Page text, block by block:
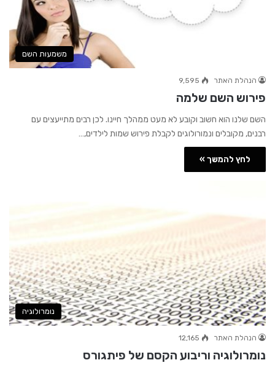
משמעות השם
הנהלת האתר 9,595
פירוש השם שלמה
השם שלנו הוא חשוב וקובע לא מעט ממהלך חיינו. לכן רבים מתייעצים עם
רבנים, מקובלים ונמורולוגים לקבלת פירוש שמות לילדים,…
לחץ להמשך »
נומרולוגיה
הנהלת האתר 12,165
נומרולוגיה וריבוע הקסם של פיתגורס